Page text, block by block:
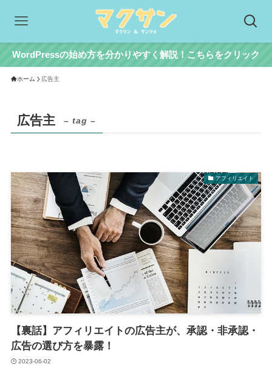
WordPressの始め方を分かりやすく解説！こちらをクリック
ホーム 広告主
広告主 – tag –
アフィリエイト
【裏話】アフィリエイトの広告主が、承認・非承認・
広告の選び方を暴露！
2023-06-02